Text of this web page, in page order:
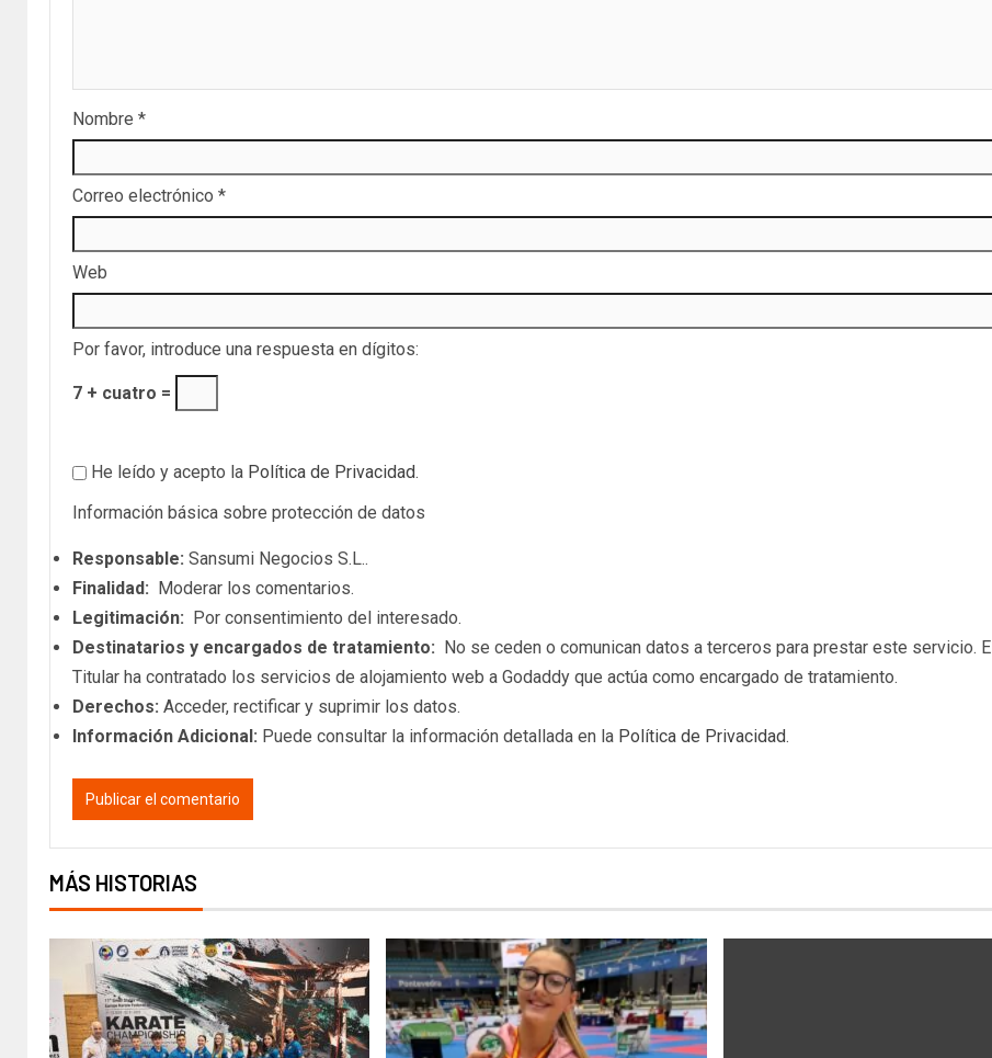
Nombre *
Correo electrónico *
Web
Por favor, introduce una respuesta en dígitos:
7 + cuatro =
He leído y acepto la Política de Privacidad.
Información básica sobre protección de datos
Responsable: Sansumi Negocios S.L..
Finalidad: Moderar los comentarios.
Legitimación: Por consentimiento del interesado.
Destinatarios y encargados de tratamiento: No se ceden o comunican datos a terceros para prestar este servicio. El
Titular ha contratado los servicios de alojamiento web a Godaddy que actúa como encargado de tratamiento.
Derechos: Acceder, rectificar y suprimir los datos.
Información Adicional: Puede consultar la información detallada en la Política de Privacidad.
MÁS HISTORIAS